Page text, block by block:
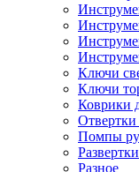
Ключи
Ключи
Коврики
Помпы
Развертки
Разное